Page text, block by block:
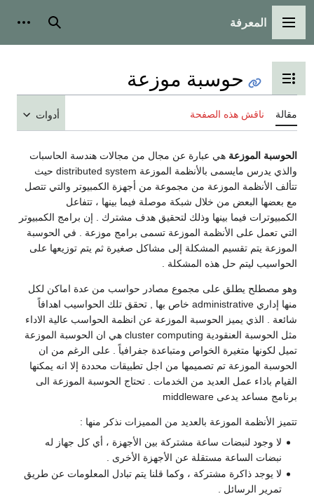
القائمة الرئيسية
المعرفة بحث
تبديل عرض جدول المحتويات
حوسبة موزعة
مقالة ناقش هذه الصفحة أدوات
الحوسبة الموزعة هي عبارة عن مجال من مجالات هندسة الحاسبات
والذي يدرس مايسمى بالأنظمة الموزعة distributed system حيث
تتألف الأنظمة الموزعة من مجموعة من أجهزة الكمبيوتر والتي تتصل
مع بعضها البعض من خلال شبكة موصلة فيما بينها ، تتفاعل
الكمبيوترات فيما بينها وذلك لتحقيق هدف مشترك . إن برامج الكمبيوتر
التي تعمل على الأنظمة الموزعة تسمى برامج موزعة . في الحوسبة
الموزعة يتم تقسيم المشكلة إلى مشاكل صغيرة ثم يتم توزيعها على
الحواسيب ليتم حل هذه المشكلة .
وهو مصطلح يطلق على مجموع مصادر حواسب من عدة اماكن لكل
منها إداري administrative خاص بها , تحقق تلك الحواسيب اهدافاً
شائعة . الذي يميز الحوسبة الموزعة عن انظمة الحواسب عالية الاداء
مثل الحوسبة العنقودية cluster computing هي ان الحوسبة الموزعة
تميل لكونها متغيرة الخواص ومتباعدة جفرافياً . على الرغم من ان
الحوسبة الموزعة تم تصميمها من اجل تطبيقات محددة إلا انه يمكنها
القيام باداء عمل العديد من الخدمات . تحتاج الحوسبة الموزعة الى
برنامج مساعد يدعى middleware
تتميز الأنظمة الموزعة بالعديد من المميزات نذكر منها :
لا وجود لنبضات ساعة مشتركة بين الأجهزة ، أي كل جهاز له
نبضات الساعة مستقلة عن الأجهزة الأخرى .
لا يوجد ذاكرة مشتركة ، وكما قلنا يتم تبادل المعلومات عن طريق
تمرير الرسائل .